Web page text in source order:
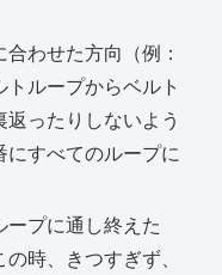
わせた方向（例：
ループからベルト
ったりしないよう
すべてのループに
ープに通し終えた
時、きつすぎず、